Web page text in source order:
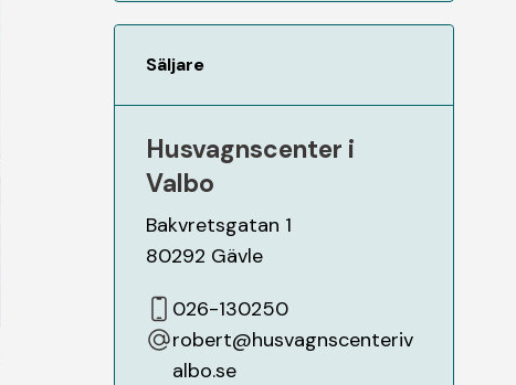
Säljare
Husvagnscenter i
Valbo
Bakvretsgatan 1
80292 Gävle
026-130250
robert@husvagnscenteriv
albo.se